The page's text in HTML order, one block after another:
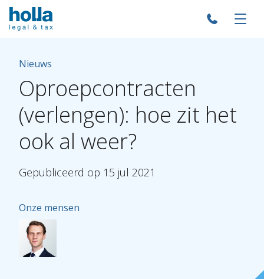
Nieuws
Oproepcontracten
(verlengen): hoe zit het
ook al weer?
Gepubliceerd op 15 jul 2021
Onze mensen